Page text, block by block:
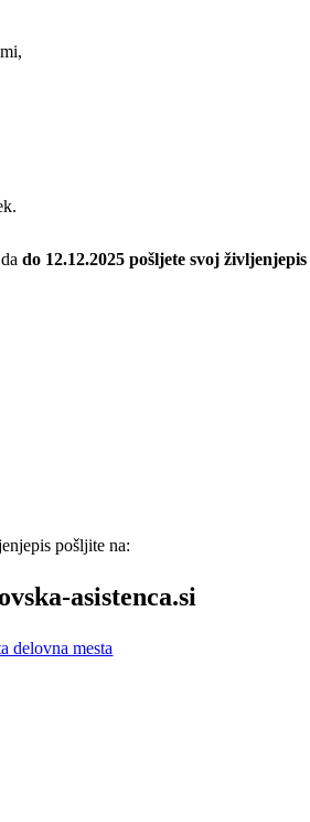
dado 12.12.2025 pošljete svoj življenjepis
pošljite na:
asistenca.si
delovna mesta